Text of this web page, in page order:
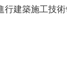
行建築施工技